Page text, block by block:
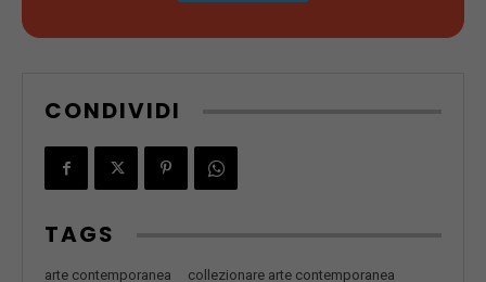
CONDIVIDI
TAGS
arte contemporanea
collezionare arte contemporanea